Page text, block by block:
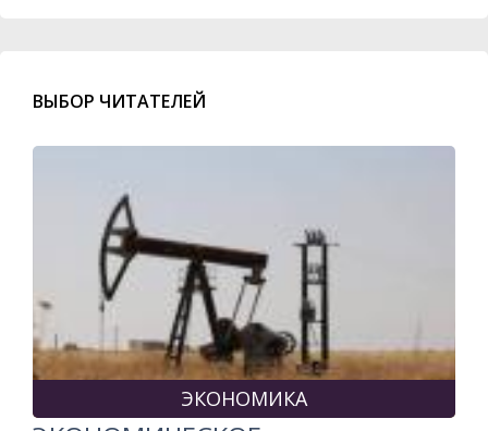
ВЫБОР ЧИТАТЕЛЕЙ
ЭКОНОМИКА